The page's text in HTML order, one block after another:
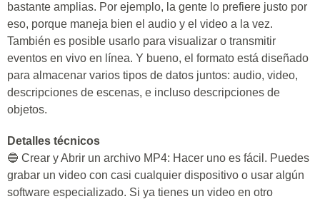
bastante amplias. Por ejemplo, la gente lo prefiere justo por
eso, porque maneja bien el audio y el video a la vez.
También es posible usarlo para visualizar o transmitir
eventos en vivo en línea. Y bueno, el formato está diseñado
para almacenar varios tipos de datos juntos: audio, video,
descripciones de escenas, e incluso descripciones de
objetos.
Detalles técnicos
🔵 Crear y Abrir un archivo MP4: Hacer uno es fácil. Puedes
grabar un video con casi cualquier dispositivo o usar algún
software especializado. Si ya tienes un video en otro